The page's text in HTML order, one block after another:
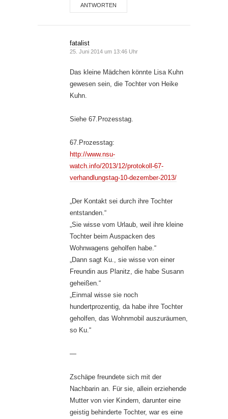
ANTWORTEN
fatalist
25. Juni 2014 um 13:46 Uhr
Das kleine Mädchen könnte Lisa Kuhn
gewesen sein, die Tochter von Heike
Kuhn.
Siehe 67.Prozesstag.
67.Prozesstag:
http://www.nsu-
watch.info/2013/12/protokoll-67-
verhandlungstag-10-dezember-2013/
„Der Kontakt sei durch ihre Tochter
entstanden.“
„Sie wisse vom Urlaub, weil ihre kleine
Tochter beim Auspacken des
Wohnwagens geholfen habe.“
„Dann sagt Ku., sie wisse von einer
Freundin aus Planitz, die habe Susann
geheißen.“
„Einmal wisse sie noch
hundertprozentig, da habe ihre Tochter
geholfen, das Wohnmobil auszuräumen,
so Ku.“
—
Zschäpe freundete sich mit der
Nachbarin an. Für sie, allein erziehende
Mutter von vier Kindern, darunter eine
geistig behinderte Tochter, war es eine